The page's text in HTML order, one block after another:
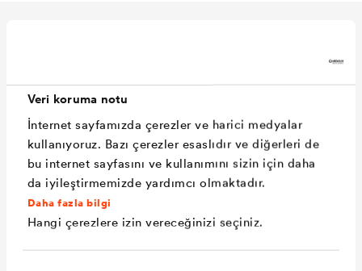
Veri koruma notu
İnternet sayfamızda çerezler ve harici medyalar
kullanıyoruz. Bazı çerezler esaslıdır ve diğerleri de
bu internet sayfasını ve kullanımını sizin için daha
da iyileştirmemizde yardımcı olmaktadır.
Daha fazla bilgi
Hangi çerezlere izin vereceğinizi seçiniz.
yırtılma dayanımı yüksek
polyester muflon. (Kendinden
yapışkanlı kenara sahip
olmayan versiyon